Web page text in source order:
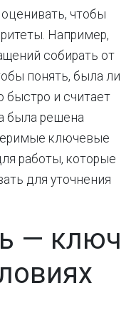
чтобы
Например,
собирать от
понять, была ли
быстро и считает
была решена
ключевые
работы, которые
для уточнения
— ключ